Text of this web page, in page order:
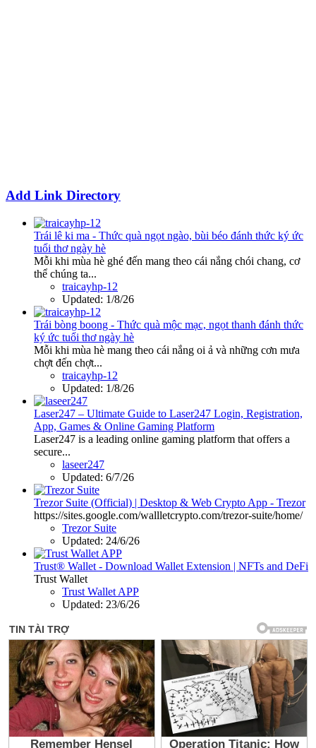
Add Link Directory
Trái lê ki ma - Thức quà ngọt ngào, bùi béo đánh thức ký ức
tuổi thơ ngày hè
Mỗi khi mùa hè ghé đến mang theo cái nắng chói chang, cơ
thể chúng ta...
traicayhp-12
Updated: 1/8/26
Trái bòng boong - Thức quà mộc mạc, ngọt thanh đánh thức
ký ức tuổi thơ ngày hè
Mỗi khi mùa hè mang theo cái nắng oi ả và những cơn mưa
chợt đến chợt...
traicayhp-12
Updated: 1/8/26
Laser247 – Ultimate Guide to Laser247 Login, Registration,
App, Games & Online Gaming Platform
Laser247 is a leading online gaming platform that offers a
secure...
laseer247
Updated: 6/7/26
Trezor Suite (Official) | Desktop & Web Crypto App - Trezor
https://sites.google.com/wallletcrypto.com/trezor-suite/home/
Trezor Suite
Updated: 24/6/26
Trust® Wallet - Download Wallet Extension | NFTs and DeFi
Trust Wallet
Trust Wallet APP
Updated: 23/6/26